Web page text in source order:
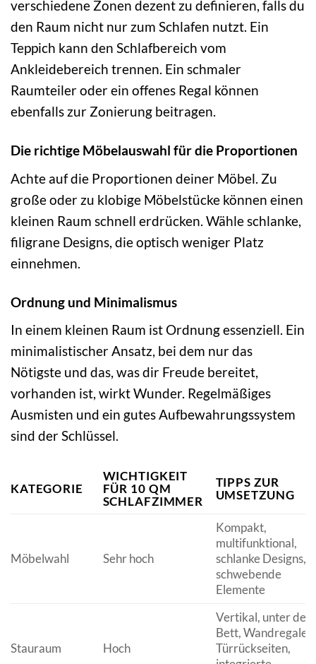
verschiedene Zonen dezent zu definieren, falls du
den Raum nicht nur zum Schlafen nutzt. Ein
Teppich kann den Schlafbereich vom
Ankleidebereich trennen. Ein schmaler
Raumteiler oder ein offenes Regal können
ebenfalls zur Zonierung beitragen.
Die richtige Möbelauswahl für die Proportionen
Achte auf die Proportionen deiner Möbel. Zu
große oder zu klobige Möbelstücke können einen
kleinen Raum schnell erdrücken. Wähle schlanke,
filigrane Designs, die optisch weniger Platz
einnehmen.
Ordnung und Minimalismus
In einem kleinen Raum ist Ordnung essenziell. Ein
minimalistischer Ansatz, bei dem nur das
Nötigste und das, was dir Freude bereitet,
vorhanden ist, wirkt Wunder. Regelmäßiges
Ausmisten und ein gutes Aufbewahrungssystem
sind der Schlüssel.
KATEGORIE
WICHTIGKEIT
FÜR 10 QM
SCHLAFZIMMER
TIPPS ZUR
UMSETZUNG
Möbelwahl Sehr hoch
Kompakt,
multifunktional,
schlanke Designs,
schwebende
Elemente
Stauraum Hoch
Vertikal, unter dem
Bett, Wandregale,
Türrückseiten,